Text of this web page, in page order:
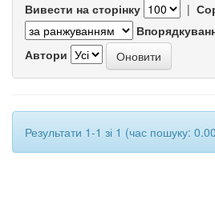
Вивести на сторінку |
Автори
Результати 1-1 зі 1 (час пошуку: